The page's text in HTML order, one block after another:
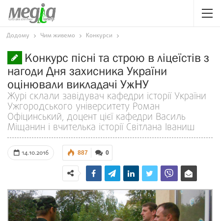
Додому Чим живемо Конкурси
Конкурс пісні та строю в ліцеїстів з
нагоди Дня захисника України
оцінювали викладачі УжНУ
Журі склали завідувач кафедри історії України
Ужгородського університету Роман
Офіцинський, доцент цієї кафедри Василь
Міщанин і вчителька історії Світлана Іваниш
14.10.2016 0
887